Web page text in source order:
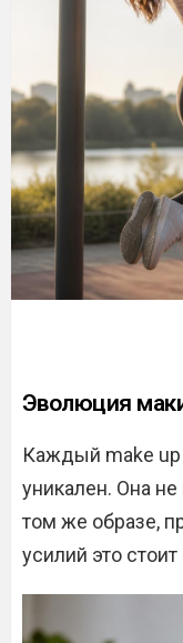
Эволюция
Каждый make
уникален. Она
том же образе,
усилий это